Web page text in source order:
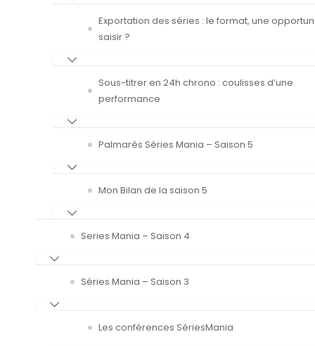
Exportation des séries : le format, une
saisir ?
Sous-titrer en 24h chrono : coulisses d’une
performance
Palmarès Séries Mania – Saison 5
Mon Bilan de la saison 5
Series Mania – Saison 4
Séries Mania – Saison 3
Les conférences SériesMania